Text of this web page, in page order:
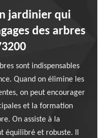
jardinier qui
des arbres
sont indispensables
Quand on élimine les
on peut encourager
et la formation
On assiste à la
équilibré et robuste. Il